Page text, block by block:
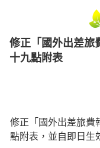
修正「國外出差旅
十九點附表
修正「國外出差旅費
點附表，並自即日生